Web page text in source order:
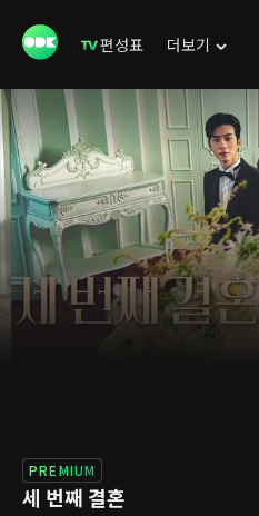
편성표 더보기
PREMIUM
세 번째 결혼